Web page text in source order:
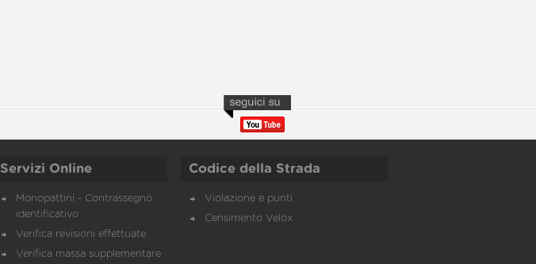
Servizi Online
Monopattini - Contrassegno
identificativo
Verifica revisioni effettuate
Verifica massa supplementare
Codice della Strada
Violazione e punti
Censimento Velox